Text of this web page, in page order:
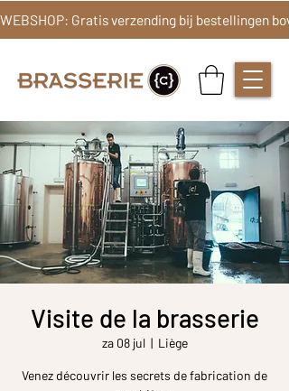
Visite de la brasserie
za 08 jul
  |
Liège
Venez découvrir les secrets de fabrication de